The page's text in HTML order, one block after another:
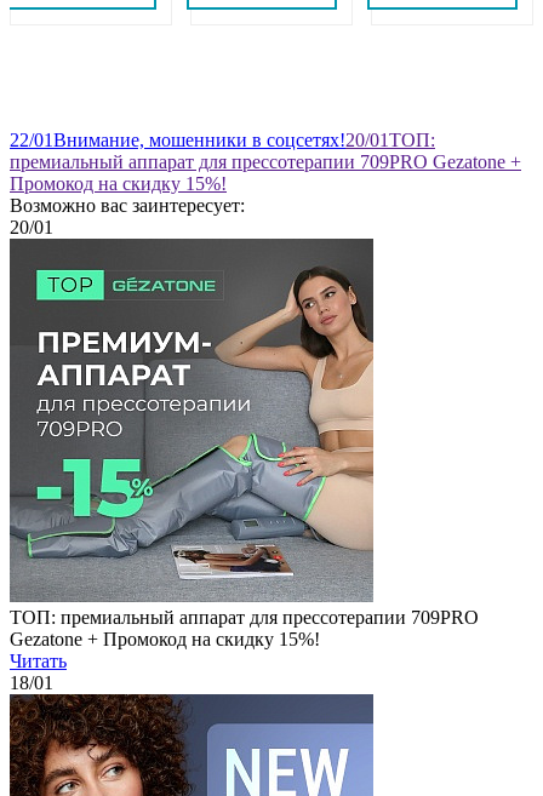
22/01Внимание, мошенники в соцсетях!20/01ТОП:
премиальный аппарат для прессотерапии 709PRO Gezatone +
Промокод на скидку 15%!
Возможно вас заинтересует:
20/01
ТОП: премиальный аппарат для прессотерапии 709PRO
Gezatone + Промокод на скидку 15%!
Читать
18/01